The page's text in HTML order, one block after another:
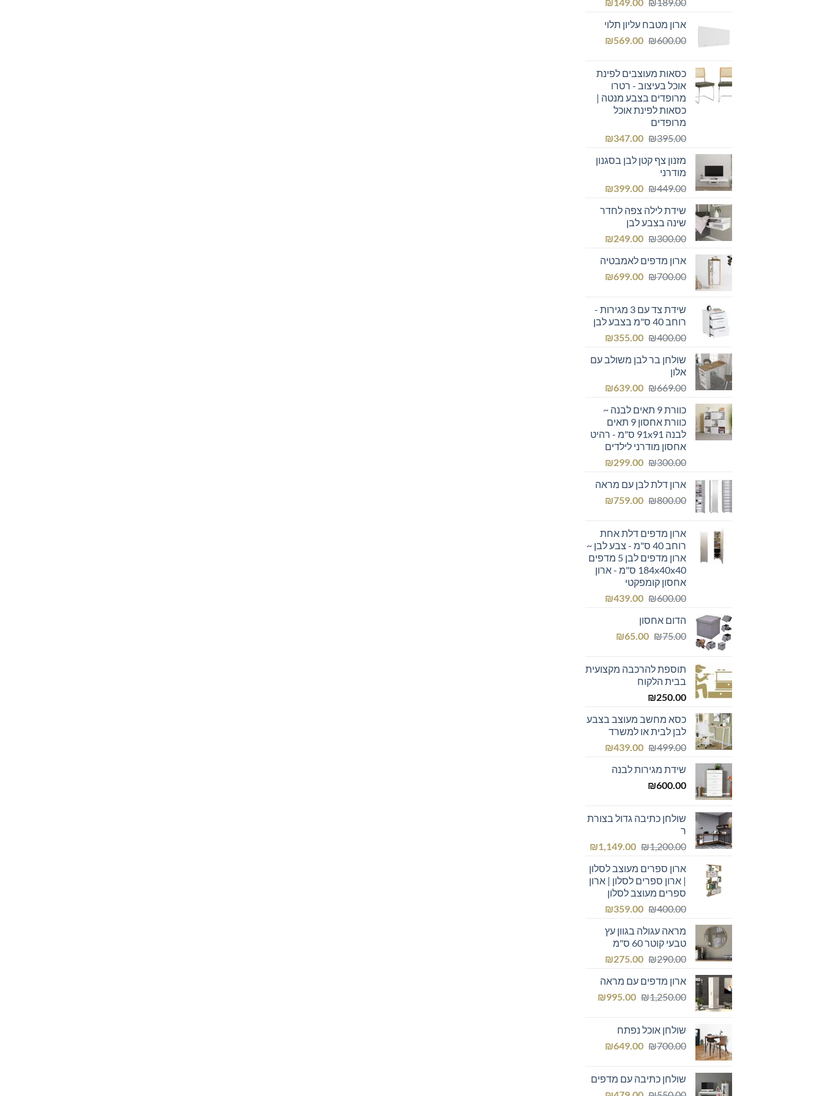
₪189.00
היה:
₪189.00.
₪149.00
הוא:
₪149.00.
ארון מטבח עליון תלוי
₪600.00
המחיר
₪600.00.
₪569.00
המחיר
₪569.00.כסאות מעוצבים לפינת
אוכל בעיצוב - רטרו
מרופדים בצבע מנטה |
כסאות לפינת אוכל
מרופדים
₪395.00
המחיר
היה:
₪347.00
המחיר
הוא:
מזנון צף קטן לבן בסגנון
מודרני
₪449.00
המחיר
היה:
₪449.00.
₪399.00
המחיר
הוא:שידת לילה צפה לחדר
שינה בצבע לבן
₪300.00
המחיר
היה:
₪300.00.
₪249.00
המחיר
הוא:
₪249.00.
ארון מדפים לאמבטיה
₪700.00
המחיר
₪700.00.
₪699.00
המחיר
₪699.00.שידת צד עם 3 מגירות -
רוחב 40 ס"מ בצבע לבן
₪400.00
המחיר
היה:
₪355.00
המחיר
הוא:
שולחן בר לבן משולב עם
אלון
₪669.00
המחיר
היה:
₪669.00.
₪639.00
המחיר
הוא:כוורת 9 תאים לבנה ~
כוורת אחסון 9 תאים
לבנה 91x91 ס"מ - רהיט
אחסון מודרני לילדים
₪300.00
המחיר
היה:
₪300.00.
₪299.00
המחיר
הוא:
₪299.00.
ארון דלת לבן עם מראה
₪800.00
המחיר
₪800.00.
₪759.00
המחיר
₪759.00.ארון מדפים דלת אחת
רוחב 40 ס"מ - צבע לבן ~
ארון מדפים לבן 5 מדפים
184x40x40 ס"מ - ארון
אחסון קומפקטי
₪600.00
המחיר
היה:
₪600.00.
₪439.00
המחיר
הדום אחסון
₪75.00
המחיר
₪75.00.
₪65.00
המחיר
₪65.00.
תוספת להרכבה מקצועית
בבית הלקוח
₪250.00
כסא מחשב מעוצב בצבע
לבן לבית או למשרד
₪499.00
המחיר
היה:
₪439.00
המחיר
שידת מגירות לבנה
₪600.00
שולחן כתיבה גדול בצורת
ר
₪1,200.00
המחיר
היה:
₪1,200.00.
₪1,149.00
המחיר
הוא:
₪1,149.00.
ארון ספרים מעוצב לסלון
| ארון ספרים לסלון | ארון
ספרים מעוצב לסלון
₪400.00
המחיר
היה:
₪400.00.
₪359.00
המחיר
הוא:מראה עגולה בגוון עץ
טבעי קוטר 60 ס"מ
₪290.00
המחיר
היה:
₪290.00.
₪275.00
המחיר
הוא:
₪275.00.
ארון מדפים עם מראה
₪1,250.00
המחיר
₪1,250.00.
₪995.00
המחיר
שולחן אוכל נפתח
₪700.00
המחיר
₪700.00.
₪649.00
המחיר
₪649.00.שולחן כתיבה עם מדפים